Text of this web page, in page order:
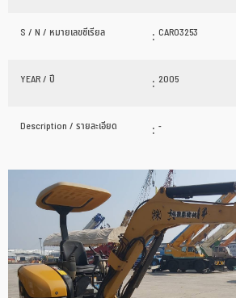
S / N / หมายเลขซีเรียล : CAR03253
YEAR / ปี : 2005
Description / รายละเอียด : -